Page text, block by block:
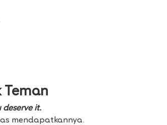
Teman
it.
mendapatkannya.